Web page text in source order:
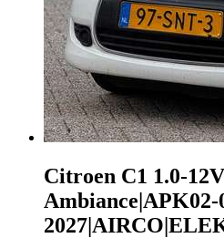
Citroen C1 1.0-12V
Ambiance|APK02-